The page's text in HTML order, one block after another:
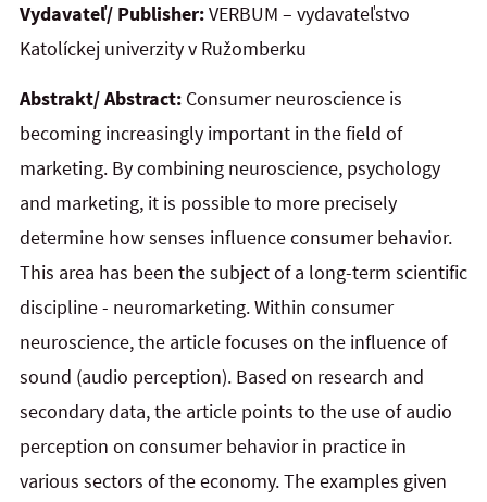
Vydavateľ/ Publisher:VERBUM – vydavateľstvo
Katolíckej univerzity v Ružomberku
Abstrakt/ Abstract: Consumer neuroscience is
becoming increasingly important in the field of
marketing. By combining neuroscience, psychology
and marketing, it is possible to more precisely
determine how senses influence consumer behavior.
This area has been the subject of a long-term scientific
discipline - neuromarketing. Within consumer
neuroscience, the article focuses on the influence of
sound (audio perception). Based on research and
secondary data, the article points to the use of audio
perception on consumer behavior in practice in
various sectors of the economy. The examples given